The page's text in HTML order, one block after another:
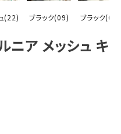
(22) ブラック(09) ブラック(09)
ニア メッシュ キ